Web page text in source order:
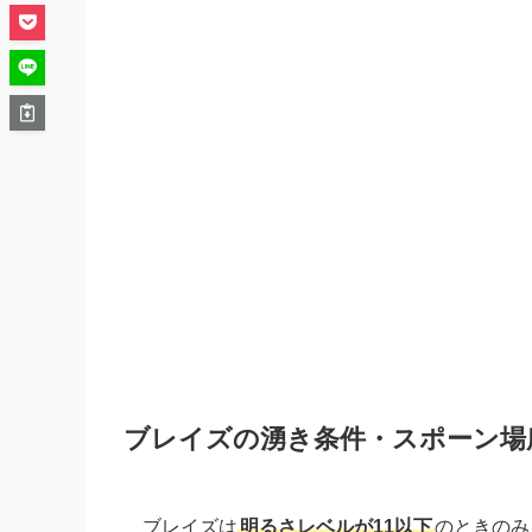
ブレイズの湧き条件・スポーン場
ブレイズは明るさレベルが11以下のときのみ